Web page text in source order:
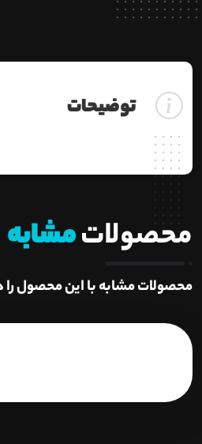
توضیحات
محصولاتمشابه
محصولات مشابه با این محصول را